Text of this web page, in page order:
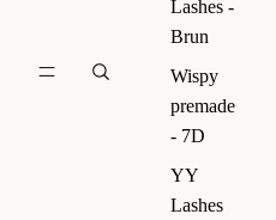
Lashes -
Brun
Wispy
premade
- 7D
YY
Lashes